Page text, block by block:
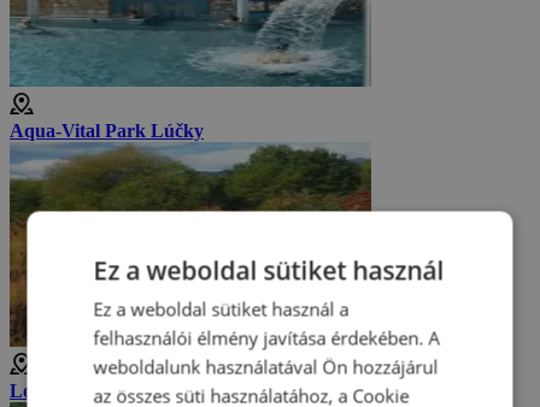
Aqua-Vital Park Lúčky
Losonci mésztufák - természetvédelmi terület
Ez a weboldal sütiket használ
Ez a weboldal sütiket használ a
felhasználói élmény javítása érdekében. A
weboldalunk használatával Ön hozzájárul
az összes süti használatához, a Cookie